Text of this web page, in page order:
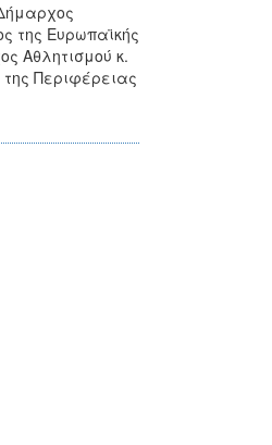
της Ευρωπαϊκής
Αθλητισμού κ.
Περιφέρειας